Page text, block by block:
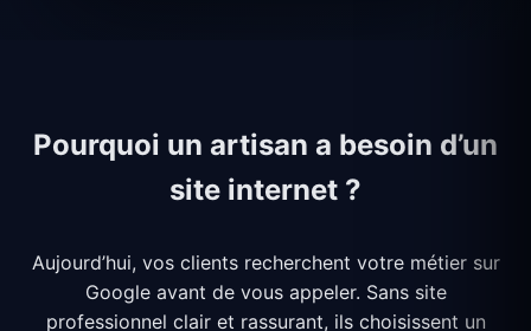
Pourquoi un artisan a besoin d’un
site internet ?
Aujourd’hui, vos clients recherchent votre métier sur
Google avant de vous appeler. Sans site
professionnel clair et rassurant, ils choisissent un